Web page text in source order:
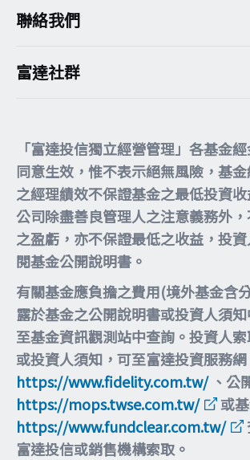
聯絡我們
富達社群
「富達投信獨立經營管理」各基金
同意生效，惟不表示絕無風險，基
之經理績效不保證基金之最低投資
公司除盡善良管理人之注意義務外
之盈虧，亦不保證最低之收益，投
閱基金公開說明書。
有關基金應負擔之費用(境外基金含
露於基金之公開說明書或投資人須
至基金資訊觀測站中查詢。投資人
或投資人須知，可至富達投資服務網
https://www.fidelity.com.tw/、公
https://mops.twse.com.tw/
或
https://www.fundclear.com.tw/
富達投信或銷售機構索取。